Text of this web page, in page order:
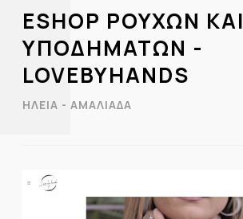
ESHOP ΡΟΥΧΩΝ ΚΑΙ
ΥΠΟΔΗΜΑΤΩΝ -
LOVEBYHANDS
ΗΛΕΙΑ - ΑΜΑΛΙΑΔΑ